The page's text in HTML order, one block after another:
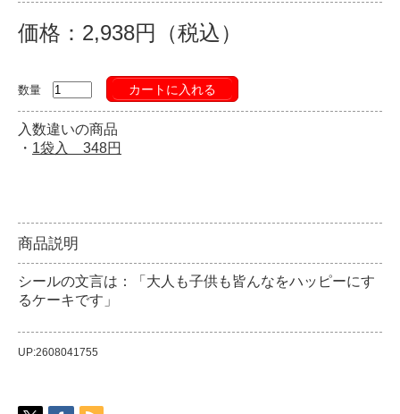
価格：2,938円（税込）
数量 カートに入れる
入数違いの商品
・ 1袋入 348円
商品説明
シールの文言は：「大人も子供も皆んなをハッピーにす
るケーキです」
UP:2608041755